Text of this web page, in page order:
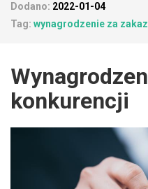
Dodano: 2022-01-04
Tag: wynagrodzenie za
konkurencji